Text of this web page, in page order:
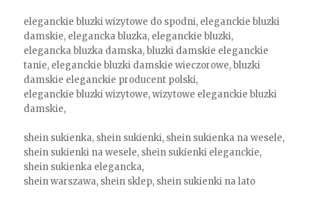
eleganckie bluzki wizytowe do spodni, eleganckie bluzki
damskie, elegancka bluzka, eleganckie bluzki,
elegancka bluzka damska, bluzki damskie eleganckie
tanie, eleganckie bluzki damskie wieczorowe, bluzki
damskie eleganckie producent polski,
eleganckie bluzki wizytowe, wizytowe eleganckie bluzki
damskie,
shein sukienka, shein sukienki, shein sukienka na wesele,
shein sukienki na wesele, shein sukienki eleganckie,
shein sukienka elegancka,
shein warszawa, shein sklep, shein sukienki na lato